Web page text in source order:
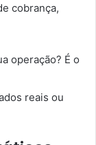
cobrança,
operação? É o
reais ou